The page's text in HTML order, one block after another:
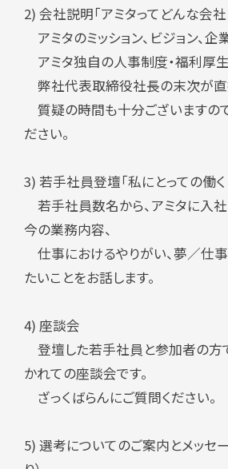
2) 会社説明「アミタってどんな会社
アミタのミッション、ビジョン、企
アミタ独自の人事制度・福利厚
弊社代表取締役社長の末次が直
質疑の時間も十分ございますの
ださい。
3) 若手社員登壇「私にとっての働く
若手社員数名から、アミタに入社
今の業務内容、
仕事におけるやりがい、夢／仕
たいことをお話します。
4) 座談会
登壇した若手社員と参加者の方
かれての座談会です。
ざっくばらんにご質問ください。
5) 選考についてのご案内とメッセ